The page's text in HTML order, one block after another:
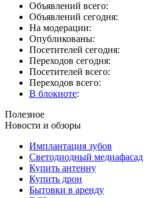
Объявлений всего:
Объявлений сегодня:
На модерации:
Опубликованы:
Посетителей сегодня:
Переходов сегодня:
Посетителей всего:
Переходов всего:
В блокноте:
Полезное
Новости и обзоры
Имплантация зубов
Светодиодный медиафасад
Купить антенну
Купить дрон
Бытовки в аренду